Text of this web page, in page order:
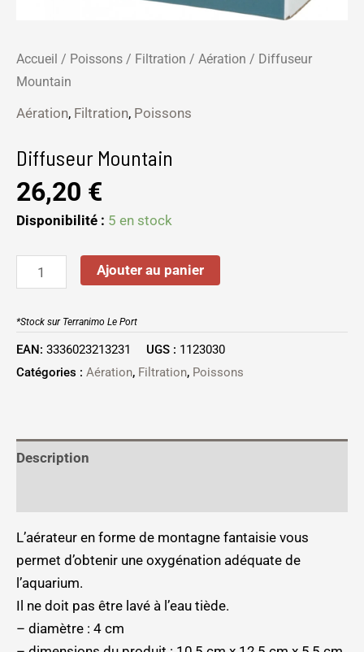
Accueil / Poissons / Filtration / Aération / Diffuseur
Mountain
Aération, Filtration, Poissons
Diffuseur Mountain
26,20 €
Disponibilité : 5 en stock
Ajouter au panier
*Stock sur Terranimo Le Port
EAN: 3336023213231 UGS : 1123030
Catégories : Aération, Filtration, Poissons
Description
L’aérateur en forme de montagne fantaisie vous
permet d’obtenir une oxygénation adéquate de
l’aquarium.
Il ne doit pas être lavé à l’eau tiède.
– diamètre : 4 cm